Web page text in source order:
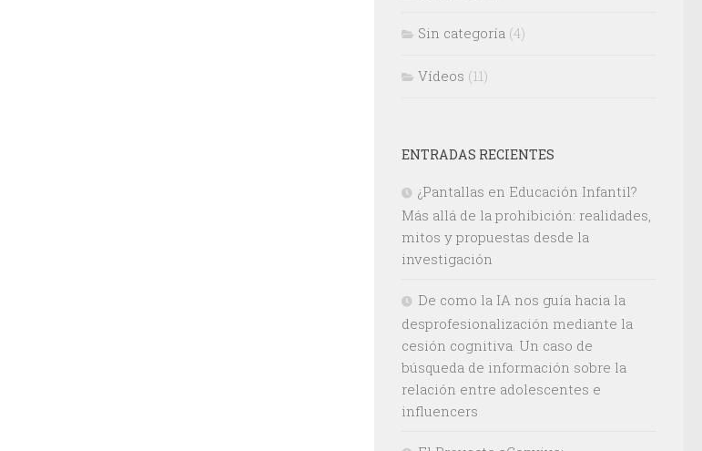
Sin categoría (4)
Vídeos (11)
ENTRADAS RECIENTES
¿Pantallas en Educación Infantil?
Más allá de la prohibición: realidades,
mitos y propuestas desde la
investigación
De como la IA nos guía hacia la
desprofesionalización mediante la
cesión cognitiva. Un caso de
búsqueda de información sobre la
relación entre adolescentes e
influencers